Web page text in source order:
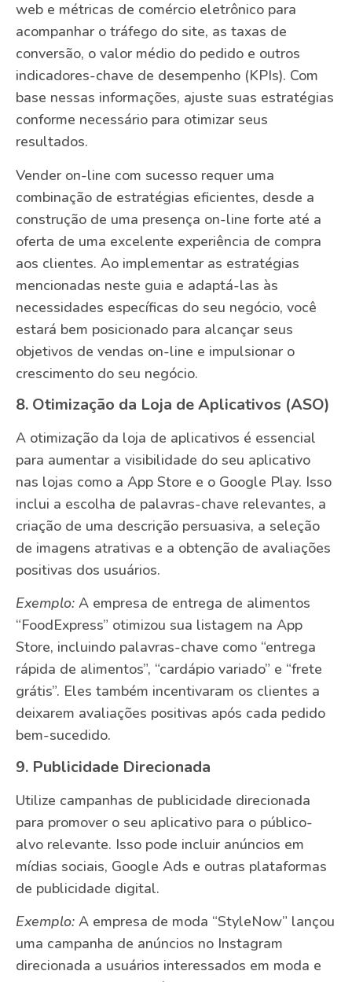
web e métricas de comércio eletrônico para
acompanhar o tráfego do site, as taxas de
conversão, o valor médio do pedido e outros
indicadores-chave de desempenho (KPIs). Com
base nessas informações, ajuste suas estratégias
conforme necessário para otimizar seus
resultados.
Vender on-line com sucesso requer uma
combinação de estratégias eficientes, desde a
construção de uma presença on-line forte até a
oferta de uma excelente experiência de compra
aos clientes. Ao implementar as estratégias
mencionadas neste guia e adaptá-las às
necessidades específicas do seu negócio, você
estará bem posicionado para alcançar seus
objetivos de vendas on-line e impulsionar o
crescimento do seu negócio.
8. Otimização da Loja de Aplicativos (ASO)
A otimização da loja de aplicativos é essencial
para aumentar a visibilidade do seu aplicativo
nas lojas como a App Store e o Google Play. Isso
inclui a escolha de palavras-chave relevantes, a
criação de uma descrição persuasiva, a seleção
de imagens atrativas e a obtenção de avaliações
positivas dos usuários.
Exemplo: A empresa de entrega de alimentos
“FoodExpress” otimizou sua listagem na App
Store, incluindo palavras-chave como “entrega
rápida de alimentos”, “cardápio variado” e “frete
grátis”. Eles também incentivaram os clientes a
deixarem avaliações positivas após cada pedido
bem-sucedido.
9. Publicidade Direcionada
Utilize campanhas de publicidade direcionada
para promover o seu aplicativo para o público-
alvo relevante. Isso pode incluir anúncios em
mídias sociais, Google Ads e outras plataformas
de publicidade digital.
Exemplo: A empresa de moda “StyleNow” lançou
uma campanha de anúncios no Instagram
direcionada a usuários interessados em moda e